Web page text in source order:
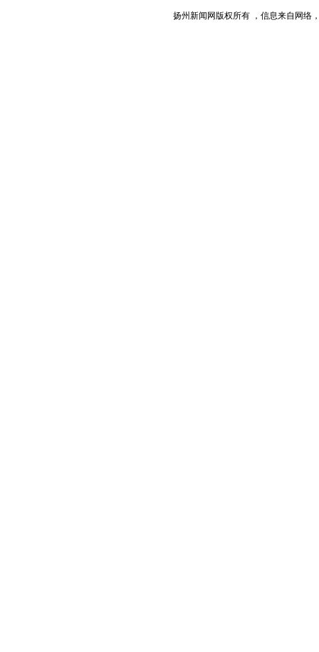
扬州新闻网版权所有 ，信息来自网络